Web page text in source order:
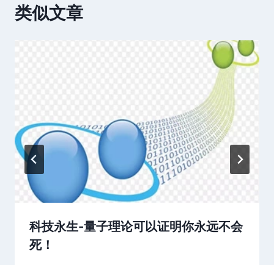
类似文章
科技永生-量子理论可以证明你永远不会
死！